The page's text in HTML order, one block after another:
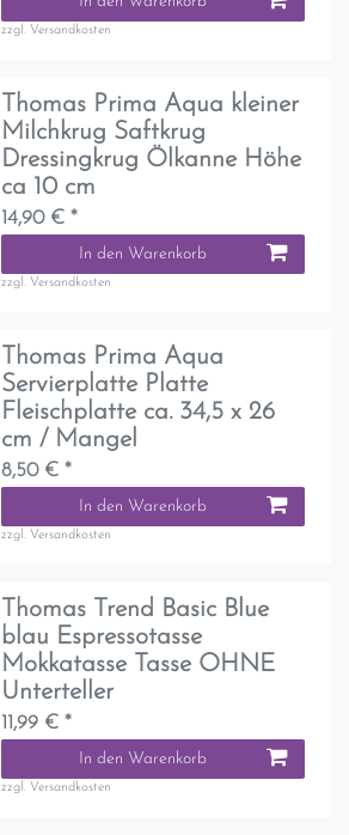
zzgl. Versandkosten
Thomas Prima Aqua kleiner
Milchkrug Saftkrug
Dressingkrug Ölkanne Höhe
ca 10 cm
14,90 € *
In den Warenkorb
zzgl. Versandkosten
Thomas Prima Aqua
Servierplatte Platte
Fleischplatte ca. 34,5 x 26
cm / Mangel
8,50 € *
In den Warenkorb
zzgl. Versandkosten
Thomas Trend Basic Blue
blau Espressotasse
Mokkatasse Tasse OHNE
Unterteller
11,99 € *
In den Warenkorb
zzgl. Versandkosten